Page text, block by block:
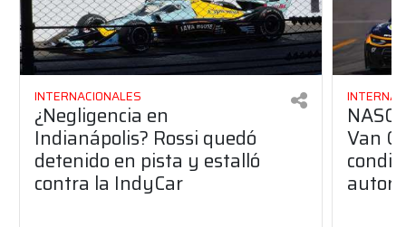
INTERNACIONALES
¿Negligencia en
Indianápolis? Rossi quedó
detenido en pista y estalló
contra la IndyCar
Van